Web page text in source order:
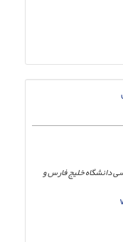
دانشگاه خلیج فارس و